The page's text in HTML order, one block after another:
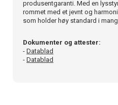
produsentgaranti. Med en
rommet med et jevnt og
som holder høy standard i
Dokumenter og attester:
- Datablad
- Datablad